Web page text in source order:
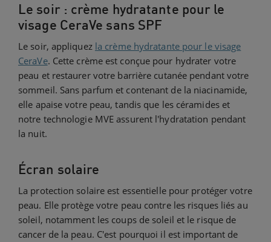
Le soir : crème hydratante pour le
visage CeraVe sans SPF
Le soir, appliquez la crème hydratante pour le visage
CeraVe. Cette crème est conçue pour hydrater votre
peau et restaurer votre barrière cutanée pendant votre
sommeil. Sans parfum et contenant de la niacinamide,
elle apaise votre peau, tandis que les céramides et
notre technologie MVE assurent l'hydratation pendant
la nuit.
Écran solaire
La protection solaire est essentielle pour protéger votre
peau. Elle protège votre peau contre les risques liés au
soleil, notamment les coups de soleil et le risque de
cancer de la peau. C'est pourquoi il est important de